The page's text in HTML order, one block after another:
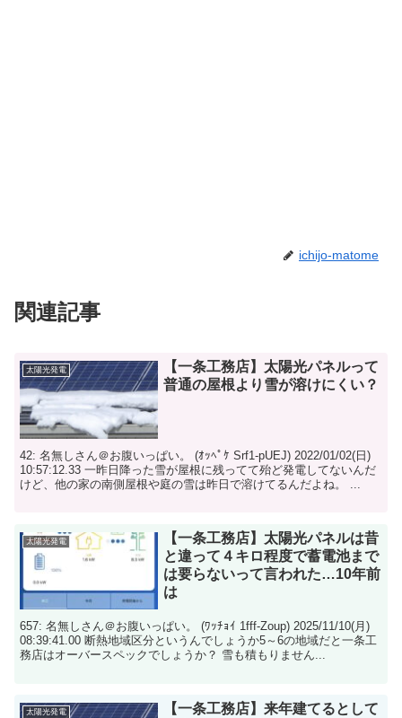
ichijo-matome
関連記事
太陽光発電
【一条工務店】太陽光パネルって
普通の屋根より雪が溶けにくい？
42: 名無しさん＠お腹いっぱい。 (ｵｯﾍﾟｹ Srf1-pUEJ) 2022/01/02(日)
10:57:12.33 一昨日降った雪が屋根に残ってて殆ど発電してないんだ
けど、他の家の南側屋根や庭の雪は昨日で溶けてるんだよね。 ...
太陽光発電
【一条工務店】太陽光パネルは昔
と違って４キロ程度で蓄電池まで
は要らないって言われた…10年前
は
657: 名無しさん＠お腹いっぱい。 (ﾜｯﾁｮｲ 1fff-Zoup) 2025/11/10(月)
08:39:41.00 断熱地域区分というんでしょうか5～6の地域だと一条工
務店はオーバースペックでしょうか？ 雪も積もりません...
太陽光発電
【一条工務店】来年建てるとして